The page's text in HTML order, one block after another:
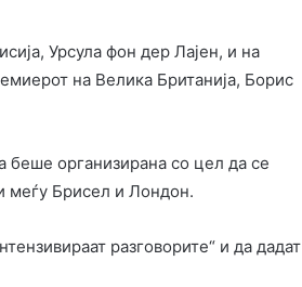
Урсула фон дер Лајен, и на
на Велика Британија, Борис
беше организирана со цел да се
меѓу Брисел и Лондон.
разговорите“ и да дадат